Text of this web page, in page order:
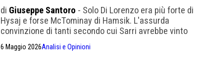
di Giuseppe Santoro - Solo Di Lorenzo era più forte di
Hysaj e forse McTominay di Hamsik. L'assurda
convinzione di tanti secondo cui Sarri avrebbe vinto
ministre riscaldate, abbiamo già avuto Mazzarri
6 Maggio 2026Analisi e Opinioni